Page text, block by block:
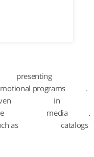
presenting
programs .
in
media .
as catalogs